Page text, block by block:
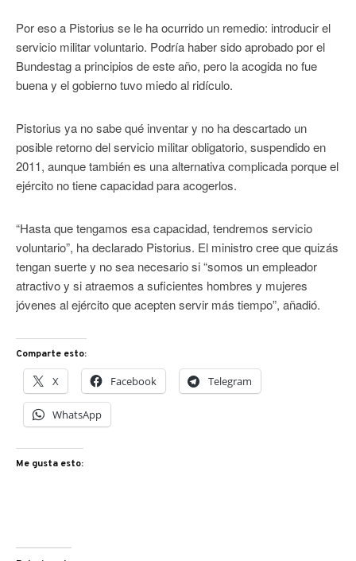
Por eso a Pistorius se le ha ocurrido un remedio: introducir el
servicio militar voluntario. Podría haber sido aprobado por el
Bundestag a principios de este año, pero la acogida no fue
buena y el gobierno tuvo miedo al ridículo.
Pistorius ya no sabe qué inventar y no ha descartado un
posible retorno del servicio militar obligatorio, suspendido en
2011, aunque también es una alternativa complicada porque el
ejército no tiene capacidad para acogerlos.
“Hasta que tengamos esa capacidad, tendremos servicio
voluntario”, ha declarado Pistorius. El ministro cree que quizás
tengan suerte y no sea necesario si “somos un empleador
atractivo y si atraemos a suficientes hombres y mujeres
jóvenes al ejército que acepten servir más tiempo”, añadió.
Comparte esto:
X Facebook Telegram
WhatsApp
Me gusta esto: